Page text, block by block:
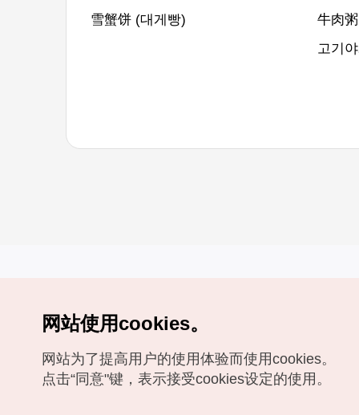
雪蟹饼 (대게빵)
牛肉
고기
如有相关疑问或建议，欢迎来信。VISITKOREA官方邮箱
chnsim@knto.or.kr
网站使用cookies。
网站为了提高用户的使用体验而使用cookies。
点击“同意"键，表示接受cookies设定的使用。